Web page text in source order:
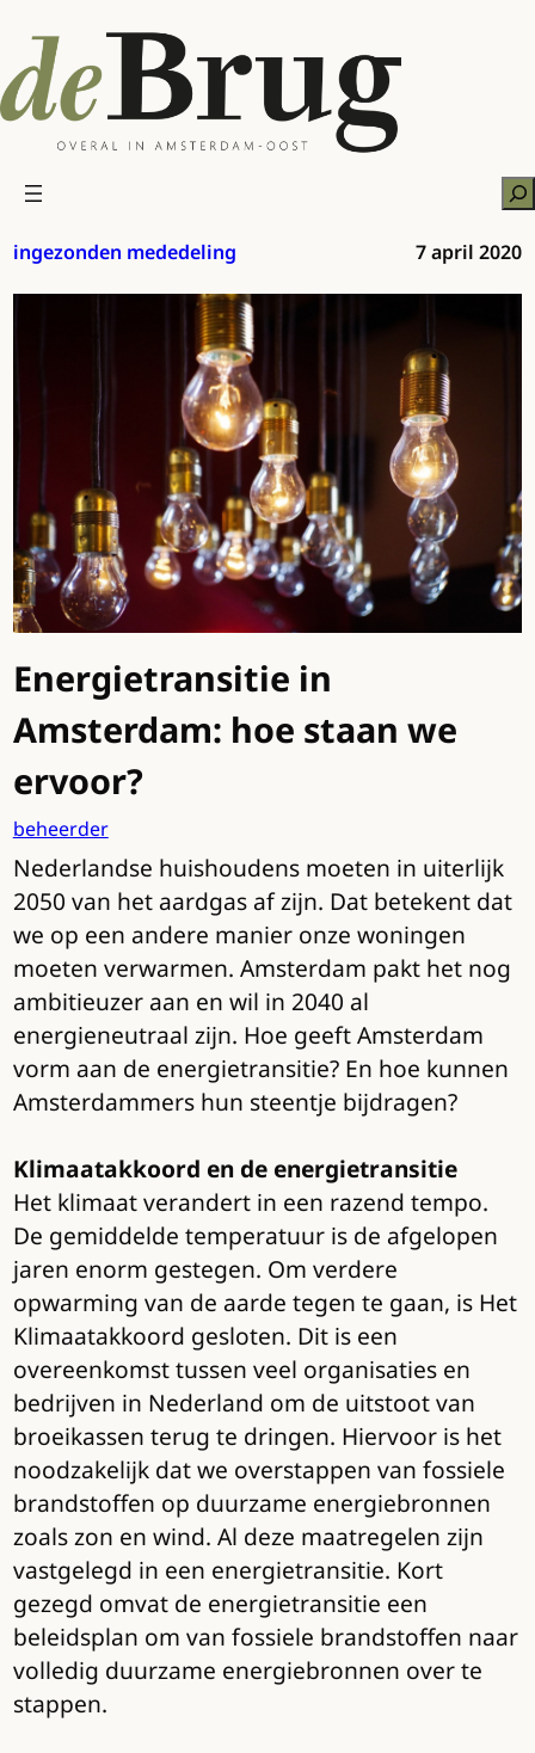
naar
de
inhoud
ingezonden mededeling 7 april 2020
Energietransitie in
Amsterdam: hoe staan we
ervoor?
beheerder
Nederlandse huishoudens moeten in uiterlijk
2050 van het aardgas af zijn. Dat betekent dat
we op een andere manier onze woningen
moeten verwarmen. Amsterdam pakt het nog
ambitieuzer aan en wil in 2040 al
energieneutraal zijn. Hoe geeft Amsterdam
vorm aan de energietransitie? En hoe kunnen
Amsterdammers hun steentje bijdragen?
Klimaatakkoord en de energietransitie
Het klimaat verandert in een razend tempo.
De gemiddelde temperatuur is de afgelopen
jaren enorm gestegen. Om verdere
opwarming van de aarde tegen te gaan, is Het
Klimaatakkoord gesloten. Dit is een
overeenkomst tussen veel organisaties en
bedrijven in Nederland om de uitstoot van
broeikassen terug te dringen. Hiervoor is het
noodzakelijk dat we overstappen van fossiele
brandstoffen op duurzame energiebronnen
zoals zon en wind. Al deze maatregelen zijn
vastgelegd in een energietransitie. Kort
gezegd omvat de energietransitie een
beleidsplan om van fossiele brandstoffen naar
volledig duurzame energiebronnen over te
stappen.